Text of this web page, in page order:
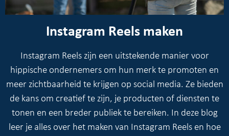
Instagram Reels maken
Instagram Reels zijn een uitstekende manier voor
hippische ondernemers om hun merk te promoten en
meer zichtbaarheid te krijgen op social media. Ze bieden
de kans om creatief te zijn, je producten of diensten te
tonen en een breder publiek te bereiken. In deze blog
leer je alles over het maken van Instagram Reels en hoe